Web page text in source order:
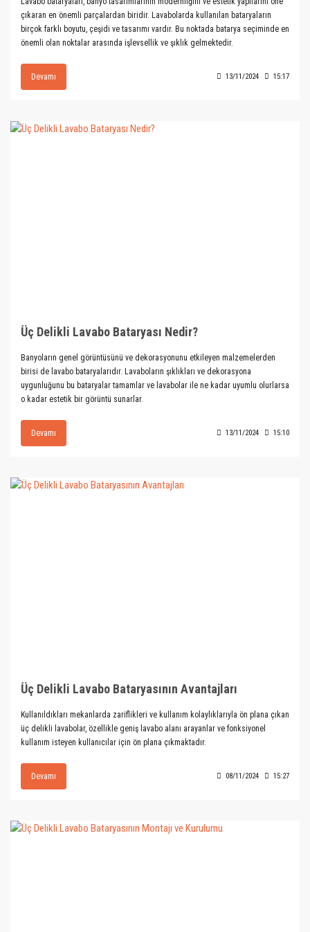
çıkaran en önemli parçalardan biridir. Lavabolarda kullanılan bataryaların
birçok farklı boyutu, çeşidi ve tasarımı vardır. Bu noktada batarya seçiminde en
önemli olan noktalar arasında işlevsellik ve şıklık gelmektedir.
Devamı 13/11/2024 15:17
Üç Delikli Lavabo Bataryası Nedir?
Banyoların genel görüntüsünü ve dekorasyonunu etkileyen malzemelerden
birisi de lavabo bataryalarıdır. Lavaboların şıklıkları ve dekorasyona
uygunluğunu bu bataryalar tamamlar ve lavabolar ile ne kadar uyumlu olurlarsa
o kadar estetik bir görüntü sunarlar.
Devamı 13/11/2024 15:10
Üç Delikli Lavabo Bataryasının Avantajları
Kullanıldıkları mekanlarda zariflikleri ve kullanım kolaylıklarıyla ön plana çıkan
üç delikli lavabolar, özellikle geniş lavabo alanı arayanlar ve fonksiyonel
kullanım isteyen kullanıcılar için ön plana çıkmaktadır.
Devamı 08/11/2024 15:27